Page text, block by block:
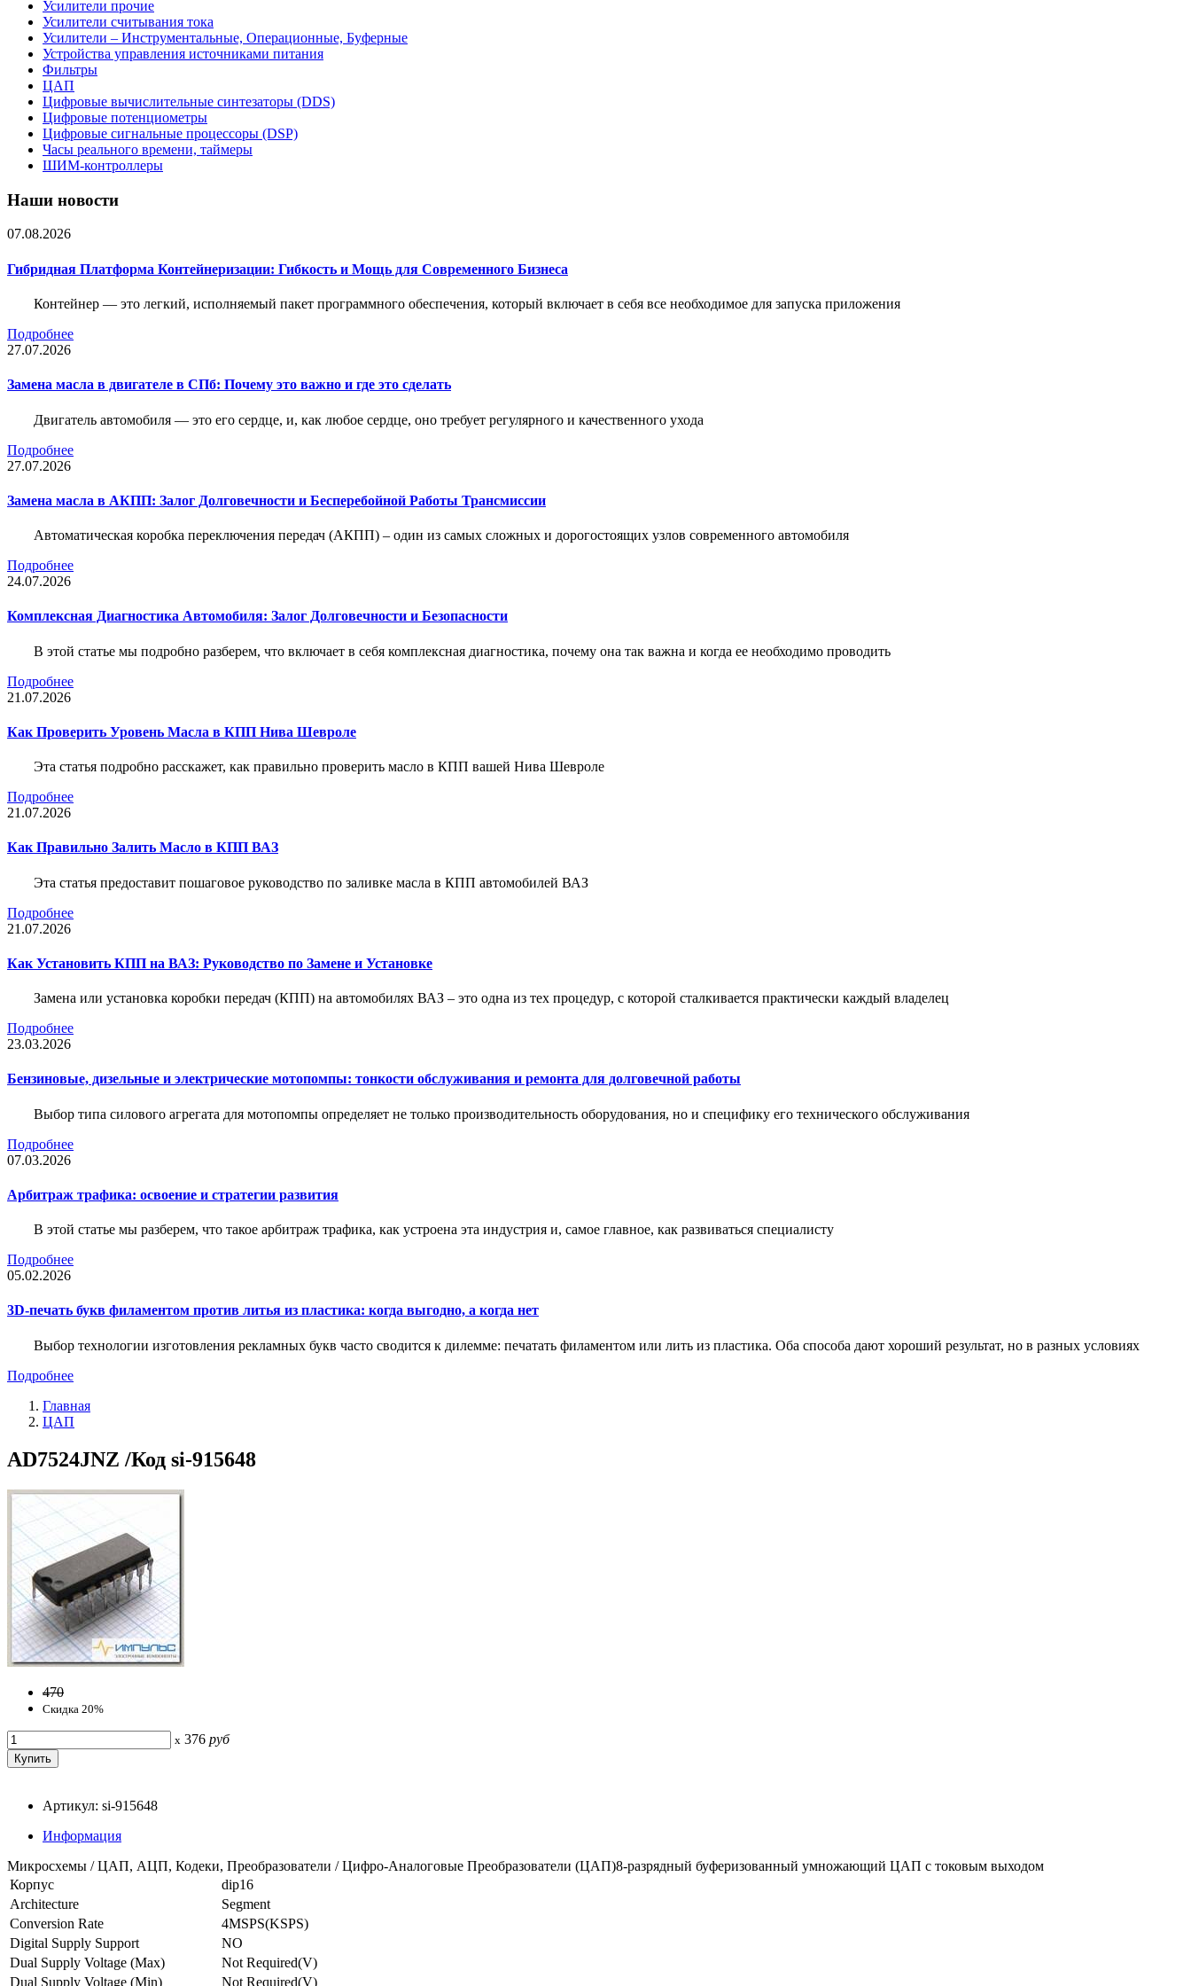
Усилители прочие
Усилители считывания тока
Усилители – Инструментальные, Операционные, Буферные
Устройства управления источниками питания
Фильтры
ЦАП
Цифровые вычислительные синтезаторы (DDS)
Цифровые потенциометры
Цифровые сигнальные процессоры (DSP)
Часы реального времени, таймеры
ШИМ-контроллеры
Наши новости
07.08.2026
Гибридная Платформа Контейнеризации: Гибкость и Мощь для Современного Бизнеса
Контейнер — это легкий, исполняемый пакет программного обеспечения, который включает в себя все необходимое для запуска приложения
Подробнее
27.07.2026
Замена масла в двигателе в СПб: Почему это важно и где это сделать
Двигатель автомобиля — это его сердце, и, как любое сердце, оно требует регулярного и качественного ухода
Подробнее
27.07.2026
Замена масла в АКПП: Залог Долговечности и Бесперебойной Работы Трансмиссии
Автоматическая коробка переключения передач (АКПП) – один из самых сложных и дорогостоящих узлов современного автомобиля
Подробнее
24.07.2026
Комплексная Диагностика Автомобиля: Залог Долговечности и Безопасности
В этой статье мы подробно разберем, что включает в себя комплексная диагностика, почему она так важна и когда ее необходимо проводить
Подробнее
21.07.2026
Как Проверить Уровень Масла в КПП Нива Шевроле
Эта статья подробно расскажет, как правильно проверить масло в КПП вашей Нива Шевроле
Подробнее
21.07.2026
Как Правильно Залить Масло в КПП ВАЗ
Эта статья предоставит пошаговое руководство по заливке масла в КПП автомобилей ВАЗ
Подробнее
21.07.2026
Как Установить КПП на ВАЗ: Руководство по Замене и Установке
Замена или установка коробки передач (КПП) на автомобилях ВАЗ – это одна из тех процедур, с которой сталкивается практически каждый владелец
Подробнее
23.03.2026
Бензиновые, дизельные и электрические мотопомпы: тонкости обслуживания и ремонта для долговечной работы
Выбор типа силового агрегата для мотопомпы определяет не только производительность оборудования, но и специфику его технического обслуживания
Подробнее
07.03.2026
Арбитраж трафика: освоение и стратегии развития
В этой статье мы разберем, что такое арбитраж трафика, как устроена эта индустрия и, самое главное, как развиваться специалисту
Подробнее
05.02.2026
3D-печать букв филаментом против литья из пластика: когда выгодно, а когда нет
Выбор технологии изготовления рекламных букв часто сводится к дилемме: печатать филаментом или лить из пластика. Оба способа дают хороший результат, но в разных условиях
Подробнее
Главная
ЦАП
AD7524JNZ /Код si-915648
470
Скидка 20%
x 376 руб
Артикул: si-915648
Информация
Микросхемы / ЦАП, АЦП, Кодеки, Преобразователи / Цифро-Аналоговые Преобразователи (ЦАП)8-разрядный буферизованный умножающий ЦАП с токовым выходом
Корпус
dip16
Architecture
Segment
Conversion Rate
4MSPS(KSPS)
Digital Supply Support
NO
Dual Supply Voltage (Max)
Not Required(V)
Dual Supply Voltage (Min)
Not Required(V)